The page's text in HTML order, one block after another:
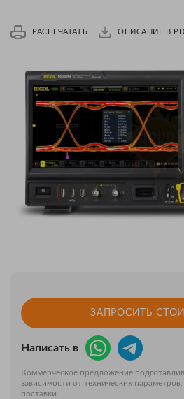
РАСПЕЧАТАТЬ ОПИСАНИЕ В
ЗАПРОСИТЬ
Написать в
Коммерческое предложение
зависимости от технических
поставки.